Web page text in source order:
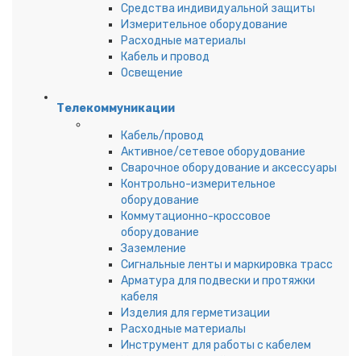
Средства индивидуальной защиты
Измерительное оборудование
Расходные материалы
Кабель и провод
Освещение
Телекоммуникации
Кабель/провод
Активное/сетевое оборудование
Сварочное оборудование и аксессуары
Контрольно-измерительное
оборудование
Коммутационно-кроссовое
оборудование
Заземление
Сигнальные ленты и маркировка трасс
Арматура для подвески и протяжки
кабеля
Изделия для герметизации
Расходные материалы
Инструмент для работы с кабелем